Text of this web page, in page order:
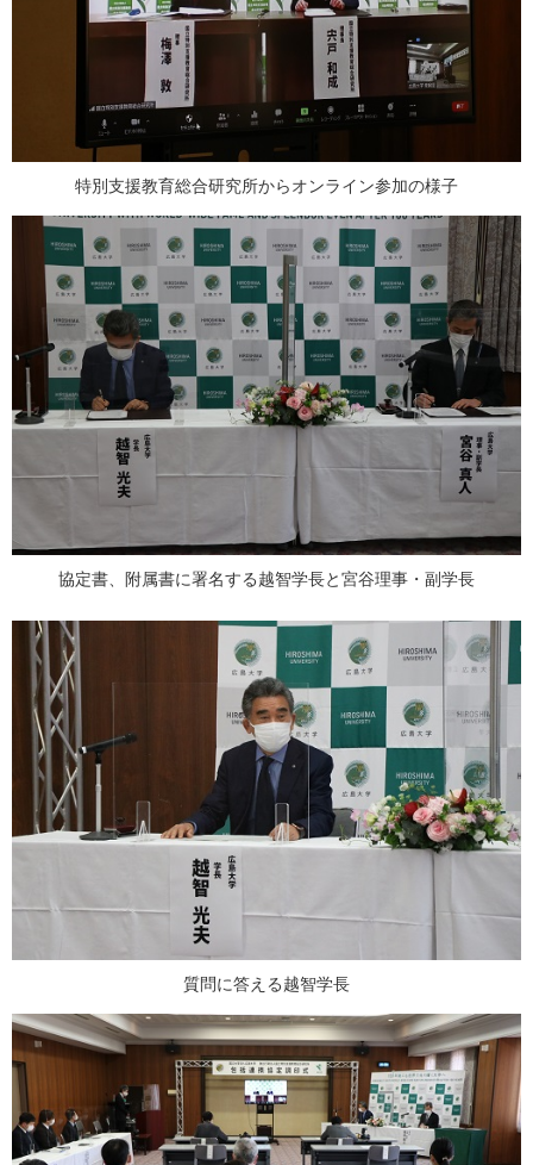
特別支援教育総合研究所からオンライン参加の様子
協定書、附属書に署名する越智学長と宮谷理事・副学長
質問に答える越智学長